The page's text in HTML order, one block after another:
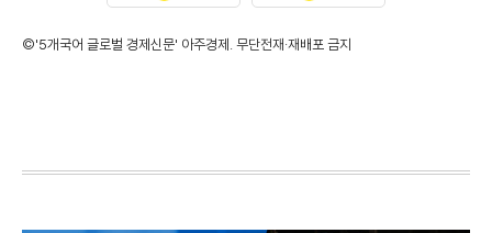
©'5개국어 글로벌 경제신문' 아주경제. 무단전재·재배포 금지